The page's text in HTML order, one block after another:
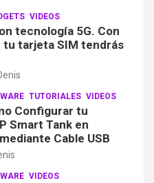
VIDEOS
tecnología 5G. Con
tu tarjeta SIM tendrás
TUTORIALES VIDEOS
Configurar tu
Smart Tank en
Cable USB
VIDEOS